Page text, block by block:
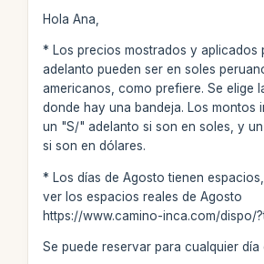
Hola Ana,
* Los precios mostrados y aplicados
adelanto pueden ser en soles
americanos, como prefiere. Se elige
donde hay una bandeja. Los montos
un "S/" adelanto si son en soles, y
si son en dólares.
* Los días de Agosto tienen
ver los espacios reales de Agosto
https://www.camino-inca.com/dispo/
Se puede reservar para cualquier día